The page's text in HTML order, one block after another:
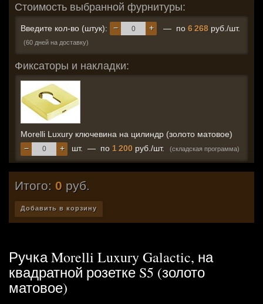
Стоимость выбранной фурнитуры:
Введите кол-во (штук): +
− — по 6 268 руб./шт.
(60 дней на доставку)
Фиксаторы и накладки:
Morelli Luxury ключевина на цилиндр (золото матовое)
+
− шт. — по 1 200 руб./шт. (складская программа)
Итого: 0 руб.
Добавить в корзину
Ручка Morelli Luxury Galactic, на
квадратной розетке S5 (золото
матовое)